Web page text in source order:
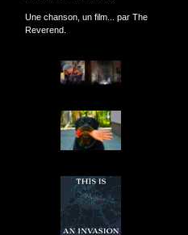
Une chanson, un film... par The
Reverend.